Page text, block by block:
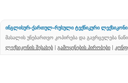
ინგლისურ-ქართულ-რუსული ტექნიკური ლექსიკონი
მასალის უნებართვო კოპირება და გავრცელება
ლექსიკონის შესახებ | გამოყენების პირობები |